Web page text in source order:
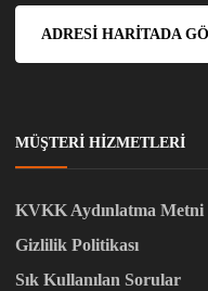
ADRESI HARITADA
MÜŞTERI HIZMETLERI
KVKK Aydınlatma Metni
Gizlilik Politikası
Sık Kullanılan Sorular